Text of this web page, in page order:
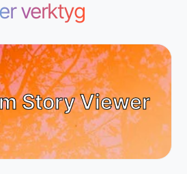
verktyg
Story Viewer